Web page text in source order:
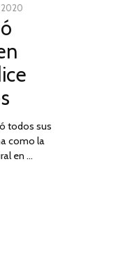
2020
2025
todos sus
como la
en …